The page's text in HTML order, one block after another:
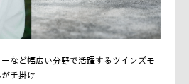
など幅広い分野で活躍するツインズモ
手掛け...